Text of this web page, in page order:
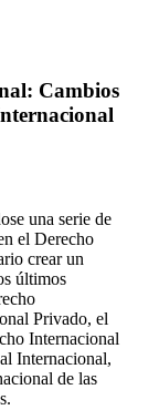
Cambios
una serie de
el Derecho
crear un
últimos
Privado, el
Internacional
Internacional,
de las